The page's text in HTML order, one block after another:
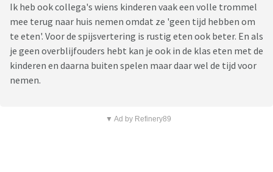
Ik heb ook collega's wiens kinderen vaak een volle trommel
mee terug naar huis nemen omdat ze 'geen tijd hebben om
te eten'. Voor de spijsvertering is rustig eten ook beter. En als
je geen overblijfouders hebt kan je ook in de klas eten met de
kinderen en daarna buiten spelen maar daar wel de tijd voor
nemen.
▼ Ad by Refinery89